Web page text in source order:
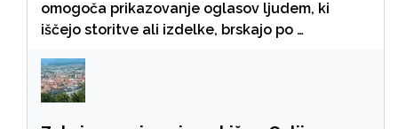
omogoča prikazovanje oglasov ljudem, ki
iščejo storitve ali izdelke, brskajo po …